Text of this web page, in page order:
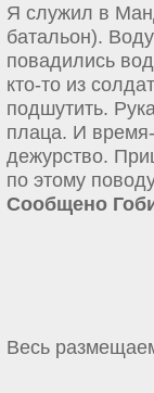
Я служил в
батальон).
повадились
кто-то из
подшутить.
плаца. И
дежурство.
по этому
Сообщено
Весь